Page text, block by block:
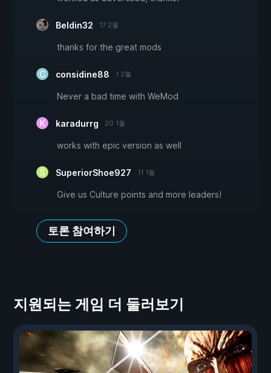
Beldin32 17 2월
thanks for the great mods
considine88 1 2월
Never a bad time with WeMod
karadurrg 20 1월
works with epic version as well
SuperiorShoe927 11 1월
Give us Culture points and more leaders!
토론 참여하기
지원되는 게임 더 둘러보기